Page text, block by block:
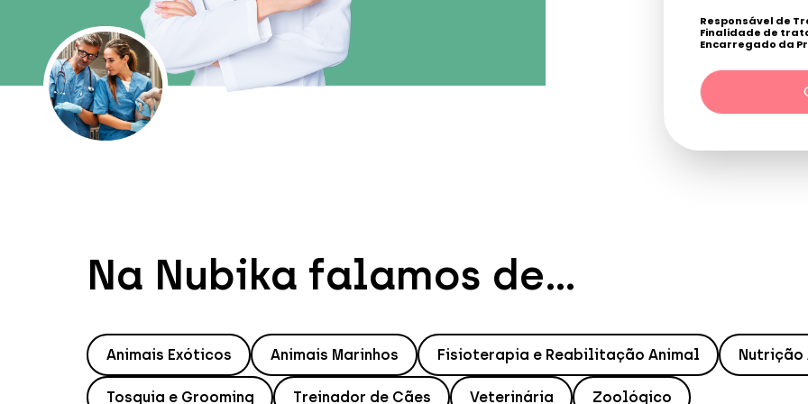
Responsável de
Finalidade de
Encarregado da
/ Direitos: aceder,
conforme o explicito
Na Nubika falamos de...
Animais Exóticos Animais Marinhos Fisioterapia e Reabilitação Animal Nutrição
Tosquia e Grooming Treinador de Cães Veterinária Zoológico